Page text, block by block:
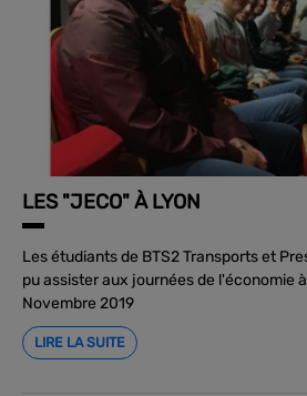
LES "JECO" À LYON
Les étudiants de BTS2 Transports et
pu assister aux journées de l'économie
Novembre 2019
LIRE LA SUITE